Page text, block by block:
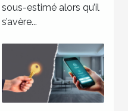
sous-estimé alors qu’il
s’avère...